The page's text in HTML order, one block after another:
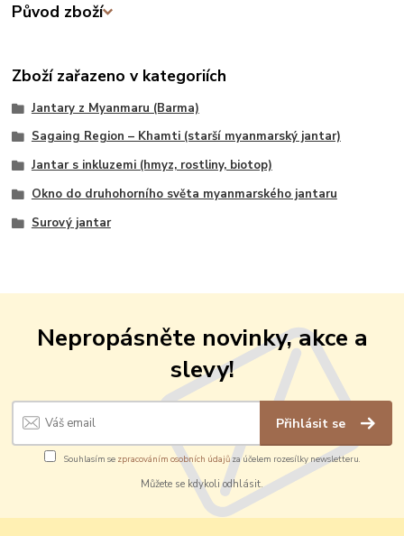
Původ zboží
Zboží zařazeno v kategoriích
Jantary z Myanmaru (Barma)
Sagaing Region – Khamti (starší myanmarský jantar)
Jantar s inkluzemi (hmyz, rostliny, biotop)
Okno do druhohorního světa myanmarského jantaru
Surový jantar
Nepropásněte novinky, akce a
slevy!
Přihlásit se
Souhlasím se zpracováním osobních údajůza účelem rozesílky newsletteru.
Můžete se kdykoli odhlásit.